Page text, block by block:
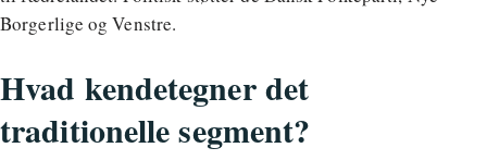
Borgerlige og Venstre.
Hvad kendetegner det
traditionelle segment?